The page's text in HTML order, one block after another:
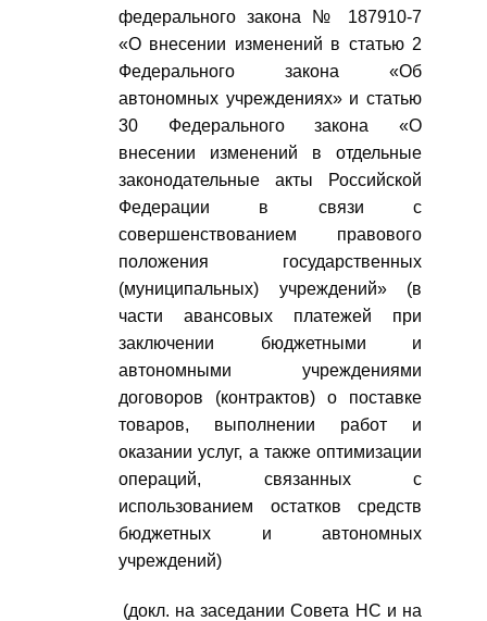
федерального закона № 187910-7
«О внесении изменений в статью 2
Федерального закона «Об
автономных учреждениях» и статью
30 Федерального закона «О
внесении изменений в отдельные
законодательные акты Российской
Федерации в связи с
совершенствованием правового
положения государственных
(муниципальных) учреждений» (в
части авансовых платежей при
заключении бюджетными и
автономными учреждениями
договоров (контрактов) о поставке
товаров, выполнении работ и
оказании услуг, а также оптимизации
операций, связанных с
использованием остатков средств
бюджетных и автономных
учреждений)
(докл. на заседании Совета НС и на